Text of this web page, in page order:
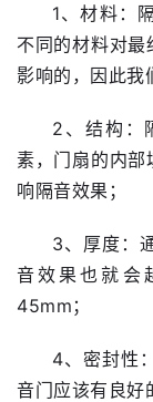
庭
院
大
铸
铝
套
1、材料：
不同的材料对
影响的，因此我
2、结构：
素，门扇的内部
响隔音效果；
3、厚度：
音效果也就会
45mm；
4、密封性
音门应该有良好